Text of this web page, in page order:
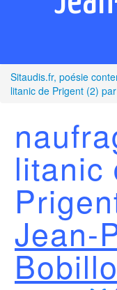
Prescriptions
Sitaudis.fr, poésie
litanic de Prigent (2)
litanic
Jean-